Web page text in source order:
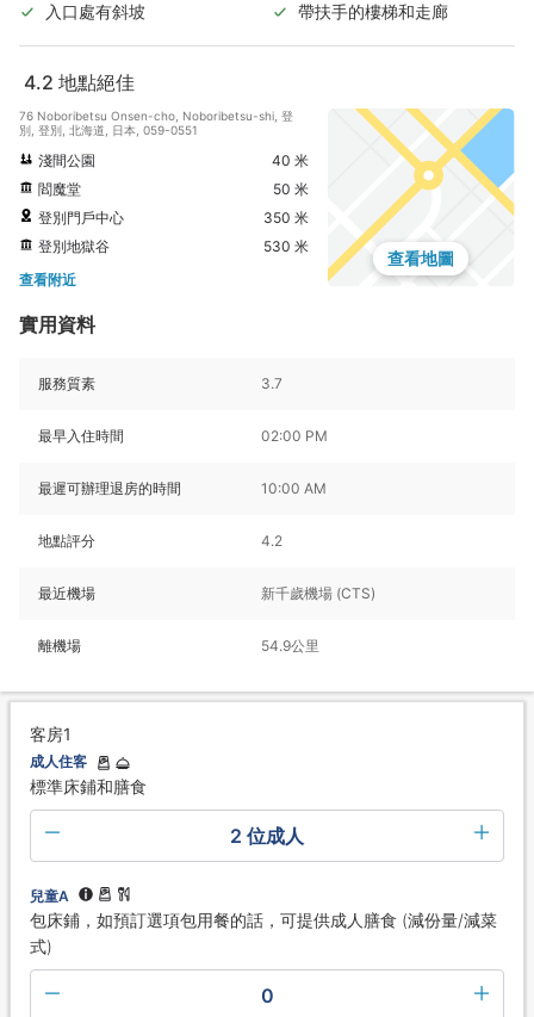
入口處有斜坡
帶扶手的樓梯和走廊
4.2 地點絕佳
76 Noboribetsu Onsen-cho, Noboribetsu-shi, 登
別, 登別, 北海道, 日本, 059-0551
淺間公園
40 米
閻魔堂
50 米
登別門戶中心
350 米
登別地獄谷
530 米
查看附近
查看地圖
實用資料
服務質素 3.7
最早入住時間 02:00 PM
最遲可辦理退房的時間 10:00 AM
地點評分 4.2
最近機場 新千歲機場 (CTS)
離機場 54.9公里
客房1
成人住客
標準床鋪和膳食
2 位成人
兒童A
包床鋪，如預訂選項包用餐的話，可提供成人膳食 (減份量/減菜
式)
0